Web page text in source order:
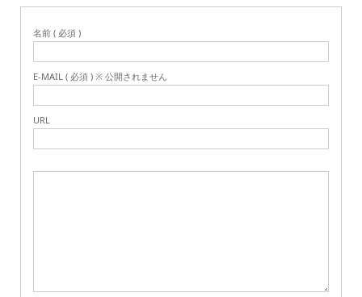
名前 ( 必須 )
E-MAIL ( 必須 ) ※ 公開されません
URL